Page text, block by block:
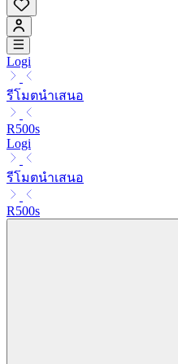
Logi
รีโมตนำเสนอ
R500s
Logi
รีโมตนำเสนอ
R500s